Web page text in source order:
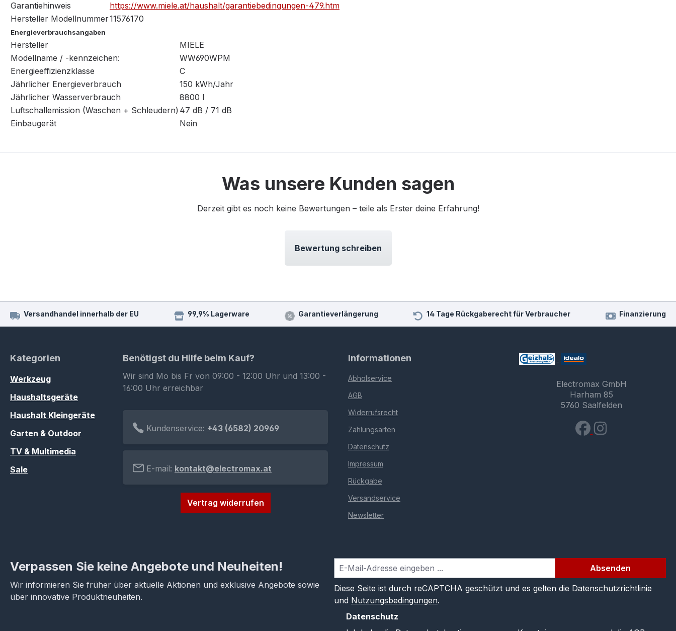
Garantiehinweis
https://www.miele.at/haushalt/garantiebedingungen-479.htm
Hersteller Modellnummer11576170
Energieverbrauchsangaben
Hersteller
MIELE
Modellname / -kennzeichen:
WW690WPM
Energieeffizienzklasse
C
Jährlicher Energieverbrauch
150 kWh/Jahr
Jährlicher Wasserverbrauch
8800 l
Luftschallemission (Waschen + Schleudern) 47 dB / 71 dB
Einbaugerät
Nein
Was unsere Kunden sagen
Derzeit gibt es noch keine Bewertungen – teile als Erster deine Erfahrung!
Bewertung schreiben
Versandhandel innerhalb der EU 99,9% Lagerware Garantieverlängerung 14 Tage Rückgaberecht für Verbraucher Finanzierung
Kategorien
Werkzeug
Haushaltsgeräte
Haushalt Kleingeräte
Garten & Outdoor
TV & Multimedia
Sale
Benötigst du Hilfe beim Kauf?
Wir sind Mo bis Fr von 09:00 - 12:00 Uhr und 13:00 -
16:00 Uhr erreichbar
Kundenservice: +43 (6582) 20969
E-mail: kontakt@electromax.at
Vertrag widerrufen
Informationen
Abholservice
AGB
Widerrufsrecht
Zahlungsarten
Datenschutz
Impressum
Rückgabe
Versandservice
Newsletter
Electromax GmbH
Harham 85
5760 Saalfelden
Verpassen Sie keine Angebote und Neuheiten!
Wir informieren Sie früher über aktuelle Aktionen und exklusive Angebote sowie
über innovative Produktneuheiten.
Absenden
Diese Seite ist durch reCAPTCHA geschützt und es gelten die Datenschutzrichtlinie
und Nutzungsbedingungen.
Datenschutz